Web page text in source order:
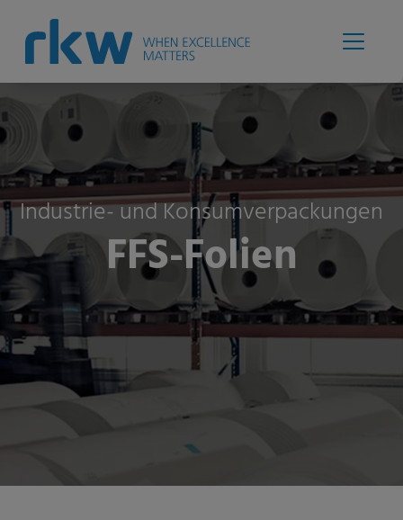
Industrie- und Konsumverpackungen
FFS-Folien